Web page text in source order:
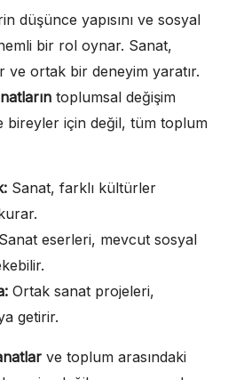
düşünce yapısını ve sosyal
bir rol oynar. Sanat,
ve ortak bir deneyim yaratır.
toplumsal değişim
bireyler için değil, tüm toplum
Sanat, farklı kültürler
Sanat eserleri, mevcut sosyal
Ortak sanat projeleri,
getirir.
ve toplum arasındaki